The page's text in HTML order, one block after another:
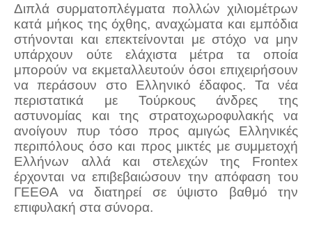
Διπλά συρματοπλέγματα πολλών χιλιομέτρων
κατά μήκος της όχθης, αναχώματα και εμπόδια
στήνονται και επεκτείνονται με στόχο να μην
υπάρχουν ούτε ελάχιστα μέτρα τα οποία
μπορούν να εκμεταλλευτούν όσοι επιχειρήσουν
να περάσουν στο Ελληνικό έδαφος. Τα νέα
περιστατικά με Τούρκους άνδρες της
αστυνομίας και της στρατοχωροφυλακής να
ανοίγουν πυρ τόσο προς αμιγώς Ελληνικές
περιπόλους όσο και προς μικτές με συμμετοχή
Ελλήνων αλλά και στελεχών της Frontex
έρχονται να επιβεβαιώσουν την απόφαση του
ΓΕΕΘΑ να διατηρεί σε ύψιστο βαθμό την
επιφυλακή στα σύνορα.